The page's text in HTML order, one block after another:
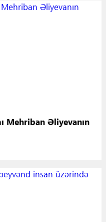
Mehriban Əliyevanın